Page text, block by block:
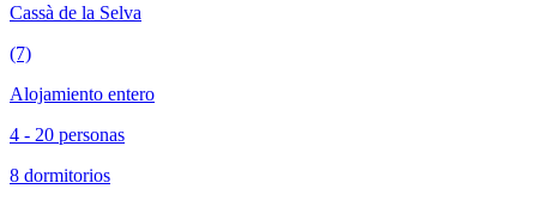
Cassà de la Selva
(7)
Alojamiento entero
4 - 20 personas
8 dormitorios